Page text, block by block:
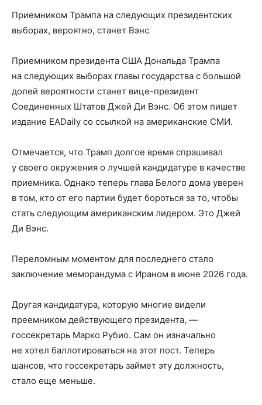
Приемником Трампа на следующих президентских
выборах, вероятно, станет Вэнс
Приемником президента США Дональда Трампа
на следующих выборах главы государства с большой
долей вероятности станет вице-президент
Соединенных Штатов Джей Ди Вэнс. Об этом пишет
издание EADaily со ссылкой на американские СМИ.
Отмечается, что Трамп долгое время спрашивал
у своего окружения о лучшей кандидатуре в качестве
приемника. Однако теперь глава Белого дома уверен
в том, кто от его партии будет бороться за то, чтобы
стать следующим американским лидером. Это Джей
Ди Вэнс.
Переломным моментом для последнего стало
заключение меморандума с Ираном в июне 2026 года.
Другая кандидатура, которую многие видели
преемником действующего президента, —
госсекретарь Марко Рубио. Сам он изначально
не хотел баллотироваться на этот пост. Теперь
шансов, что госсекретарь займет эту должность,
стало еще меньше.